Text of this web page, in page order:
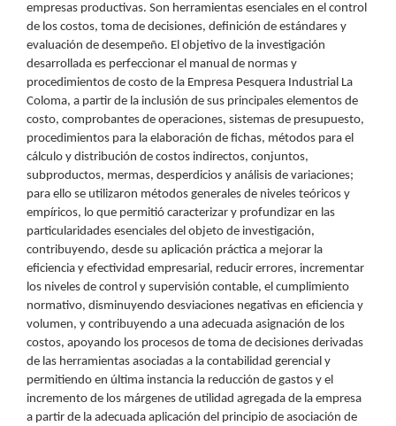
empresas productivas. Son herramientas esenciales en el control
de los costos, toma de decisiones, definición de estándares y
evaluación de desempeño. El objetivo de la investigación
desarrollada es perfeccionar el manual de normas y
procedimientos de costo de la Empresa Pesquera Industrial La
Coloma, a partir de la inclusión de sus principales elementos de
costo, comprobantes de operaciones, sistemas de presupuesto,
procedimientos para la elaboración de fichas, métodos para el
cálculo y distribución de costos indirectos, conjuntos,
subproductos, mermas, desperdicios y análisis de variaciones;
para ello se utilizaron métodos generales de niveles teóricos y
empíricos, lo que permitió caracterizar y profundizar en las
particularidades esenciales del objeto de investigación,
contribuyendo, desde su aplicación práctica a mejorar la
eficiencia y efectividad empresarial, reducir errores, incrementar
los niveles de control y supervisión contable, el cumplimiento
normativo, disminuyendo desviaciones negativas en eficiencia y
volumen, y contribuyendo a una adecuada asignación de los
costos, apoyando los procesos de toma de decisiones derivadas
de las herramientas asociadas a la contabilidad gerencial y
permitiendo en última instancia la reducción de gastos y el
incremento de los márgenes de utilidad agregada de la empresa
a partir de la adecuada aplicación del principio de asociación de